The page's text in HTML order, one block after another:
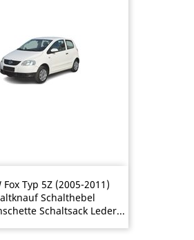
Fox Typ 5Z (2005-2011)
Schalthebel
Schaltsack Leder...